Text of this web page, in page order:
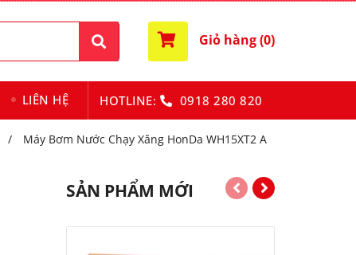
Giỏ hàng (0)
LIÊN HỆ HOTLINE: 0918 280 820
/ Máy Bơm Nước Chạy Xăng HonDa WH15XT2 A
SẢN PHẨM MỚI